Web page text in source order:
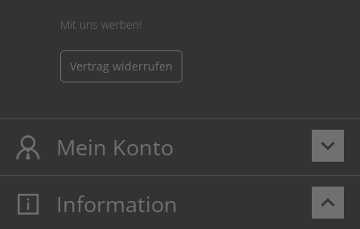
Mit uns werben!
Vertrag widerrufen
keyboard_arrow_down
Mein Konto
Mein Konto
keyboard_arrow_up
Information